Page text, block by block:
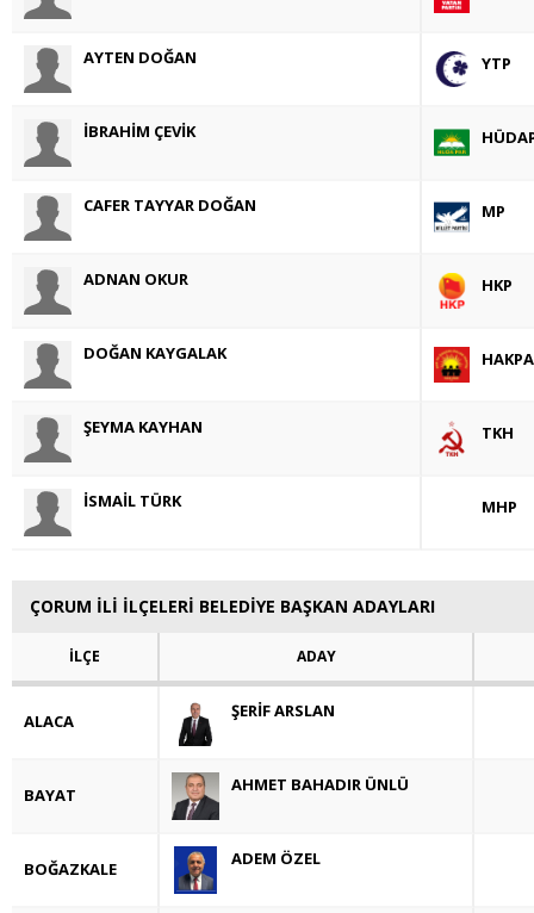
AYTEN DOĞAN YTP
İBRAHİM ÇEVİK
CAFER TAYYAR DOĞAN MP
ADNAN OKUR HKP
DOĞAN KAYGALAK
ŞEYMA KAYHAN TKH
İSMAİL TÜRK MHP
ÇORUM İLİ İLÇELERİ BELEDİYE BAŞKAN ADAYLARI
İLÇE ADAY
ALACA ŞERİF ARSLAN
BAYAT AHMET BAHADIR ÜNLÜ
BOĞAZKALE ADEM ÖZEL